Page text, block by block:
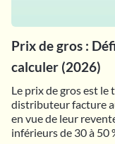
Prix de gros :
calculer (2026)
Le prix de gros est
distributeur facture
en vue de leur
inférieurs de 30 à 50